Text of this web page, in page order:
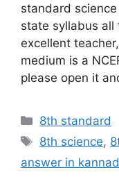
standard
state syllabus all
excellent
medium is a
please open it
Categories
8th standard
Tags
8th science,
answer in